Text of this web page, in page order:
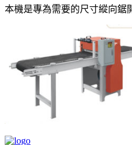
本機是專為需要的尺寸縱向鋸